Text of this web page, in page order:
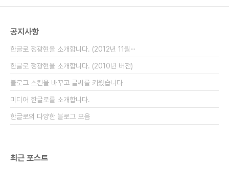
할 수 없는 기초 데이터"가 서로 다르다는 것이었다.
공지사항
한글로 정광현을 소개합니다. (2012년 11월⋯
한글로 정광현을 소개합니다. (2010년 버전)
블로그 스킨을 바꾸고 글씨를 키웠습니다
미디어 한글로를 소개합니다.
한글로의 다양한 블로그 모음
최근 포스트